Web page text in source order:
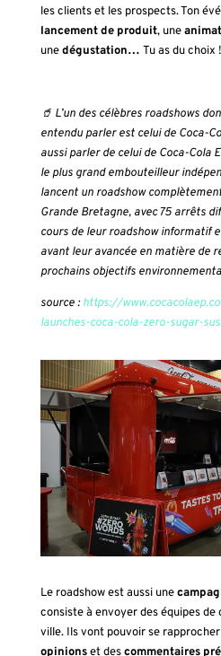
les clients et les prospects. Ton
lancement de produit, une
unedégustation… Tu as du choix !
🥤 L’un des célèbres roadshows
entendu parler est celui de Coca-
aussi parler de celui de Coca-Cola
le plus grand embouteilleur
lancent un roadshow
Grande Bretagne, avec 75 arrêts
cours de leur roadshow informatif
avant leur avancée en matière de
prochains objectifs
source :https://
launches-coca-cola-zero-sugar-
Le roadshow est aussi une
consiste à envoyer des équipes
ville. Ils vont pouvoir se
opinionset descommentaires